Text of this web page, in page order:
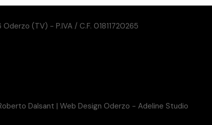
(TV) - P.IVA / C.F. 01811720265
Dalsant | Web Design Oderzo - Adeline Studio